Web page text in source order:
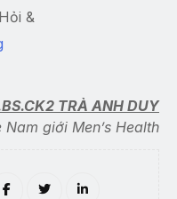
&
TRÀ ANH DUY
giới Men’s Health